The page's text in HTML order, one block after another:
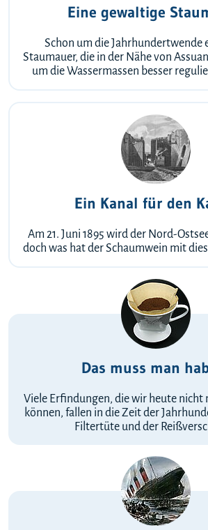
Eine gewaltige
Schon um die Jahrhundertwende
Staumauer, die in der Nähe von
um die Wassermassen besser
Ein Kanal für den
Am 21. Juni 1895 wird der Nord-
doch was hat der Schaumwein mit
Das muss man
Viele Erfindungen, die wir heute nicht
können, fallen in die Zeit der
Filtertüte und der